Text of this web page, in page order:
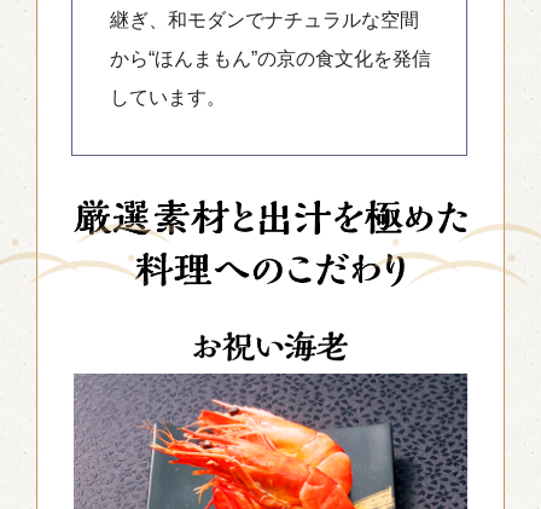
継ぎ、和モダンでナチュラルな空間
から“ほんまもん”の京の食文化を発信
しています。